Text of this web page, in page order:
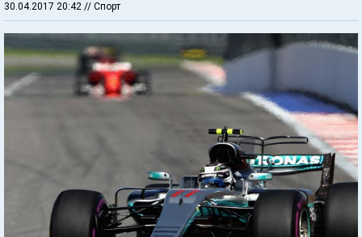
30.04.2017 20:42 // Спорт